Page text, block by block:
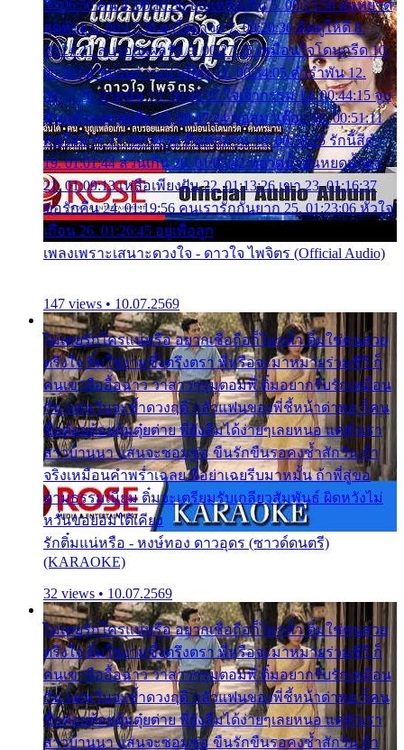
00:06:50 คน 4. 00:10:36 บุญเหลือเกิน 5. 00:13:58 ฝนหยาด
สุดท้าย 6. 00:17:30 ยาใจยาจก 7. 00:20:30 คิดดูให้ดี 8.
00:24:21 ลบรอยแผลรัก 9. 00:27:35 เหมือนใจโดนกรีด 10.
00:30:54 ขบวนการเปาเปียว 11. 00:34:05 คำรำพัน 12.
00:37:20 ปาหนัน 13. 00:40:37 ใจเจ้ากรรม 14. 00:44:15 จูบ
ฉันแล้วจงตายเสีย 15. 00:47:24 ขอสูมาเต๊อะ 16. 00:51:11
คนใจมาร 17. 00:54:50 คืนทรมาน 18. 00:58:25 รักนี้สีดำ
19. 01:01:44 ส่วนเกิน 20. 01:05:42 หยาดน้ำฝนหยดน้ำตา
21. 01:09:13 เหลือเพียงฝัน 22. 01:13:26 เขา 23. 01:16:37
ขอรักคืน 24. 01:19:56 คนเรารักกันยาก 25. 01:23:06 หัวใจ
เถื่อน 26. 01:26:45 อยู่เพื่อลูก
เพลงเพราะเสนาะดวงใจ - ดาวใจ ไพจิตร (Official Audio)
147 views • 10.07.2569
ไม่เคยรักใครแน่หรือ อยากเชื่อถือก็ไม่กล้า ติ๋มใช่คนสวย
ตรึงใจ ติ๋มใช่งามซึ้งตรึงตรา พี่หรือจะมาหมายร่วมชีวี ก็
คนเขาลืออื้อฉาว ว่าสาวๆรุมตอมพี่ ติ๋มอยากรับรักเหมือน
กัน แต่หวั่นจะช้ำดวงฤดี กลัวแฟนของพี่ชี้หน้าด่าทอ ก็คน
ชื่อต๋อยต้อยตุ้มตุ๋ยต่าย พี่ยังลืมได้ง่ายๆเลยหนอ แค่ตัวเรา
สาวบ้านนา แสนจะซอมซ่อ ขืนรักขืนรอคงช้ำสักวัน ถ้า
จริงเหมือนคำพร่ำเฉลย พี่อย่าเฉยรีบมาหมั้น ถ้าพี่สู่ขอ
ตามธรรมเนียม ติ๋มจะเตรียมรับเกลียวสัมพันธ์ ผิดหวังไม่
หวั่นขอยอมได้เคียง
รักติ๋มแน่หรือ - หงษ์ทอง ดาวอุดร (ซาวด์ดนตรี)
(KARAOKE)
32 views • 10.07.2569
ไม่เคยรักใครแน่หรือ อยากเชื่อถือก็ไม่กล้า ติ๋มใช่คนสวย
ตรึงใจ ติ๋มใช่งามซึ้งตรึงตรา พี่หรือจะมาหมายร่วมชีวี ก็
คนเขาลืออื้อฉาว ว่าสาวๆรุมตอมพี่ ติ๋มอยากรับรักเหมือน
กัน แต่หวั่นจะช้ำดวงฤดี กลัวแฟนของพี่ชี้หน้าด่าทอ ก็คน
ชื่อต๋อยต้อยตุ้มตุ๋ยต่าย พี่ยังลืมได้ง่ายๆเลยหนอ แค่ตัวเรา
สาวบ้านนา แสนจะซอมซ่อ ขืนรักขืนรอคงช้ำสักวัน ถ้า